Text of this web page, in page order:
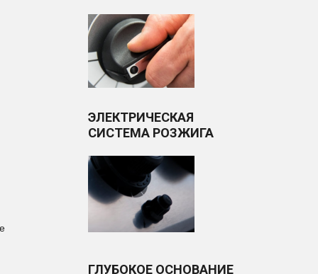
ЭЛЕКТРИЧЕСКАЯ
СИСТЕМА РОЗЖИГА
ГЛУБОКОЕ ОСНОВАНИЕ